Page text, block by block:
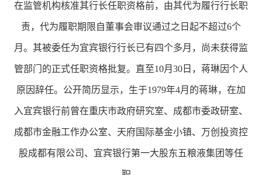
在监管机构核准其行长任职资格前，由其代为履行行长职
责，代为履职期限自董事会审议通过之日起不超过6个
月。其被委任为宜宾银行行长已有四个多月，尚未获得监
管部门的正式任职资格批复。直至10月30日，蒋琳因个人
原因辞任。公开简历显示，生于1979年4月的蒋琳，在加
入宜宾银行前曾在重庆市政府研究室、成都市委政研室、
成都市金融工作办公室、天府国际基金小镇、万创投资控
股成都有限公司、宜宾银行第一大股东五粮液集团等任